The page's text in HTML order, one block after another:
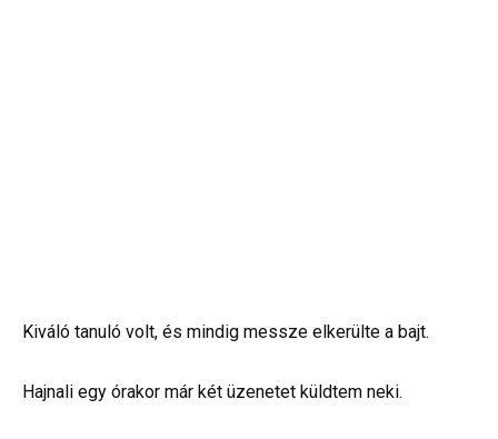
Kiváló tanuló volt, és mindig messze elkerülte a bajt.
Hajnali egy órakor már két üzenetet küldtem neki.